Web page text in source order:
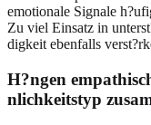
emotionale Signale
Zu viel Einsatz in
digkeit ebenfalls
H?ngen
nlichkeitstyp